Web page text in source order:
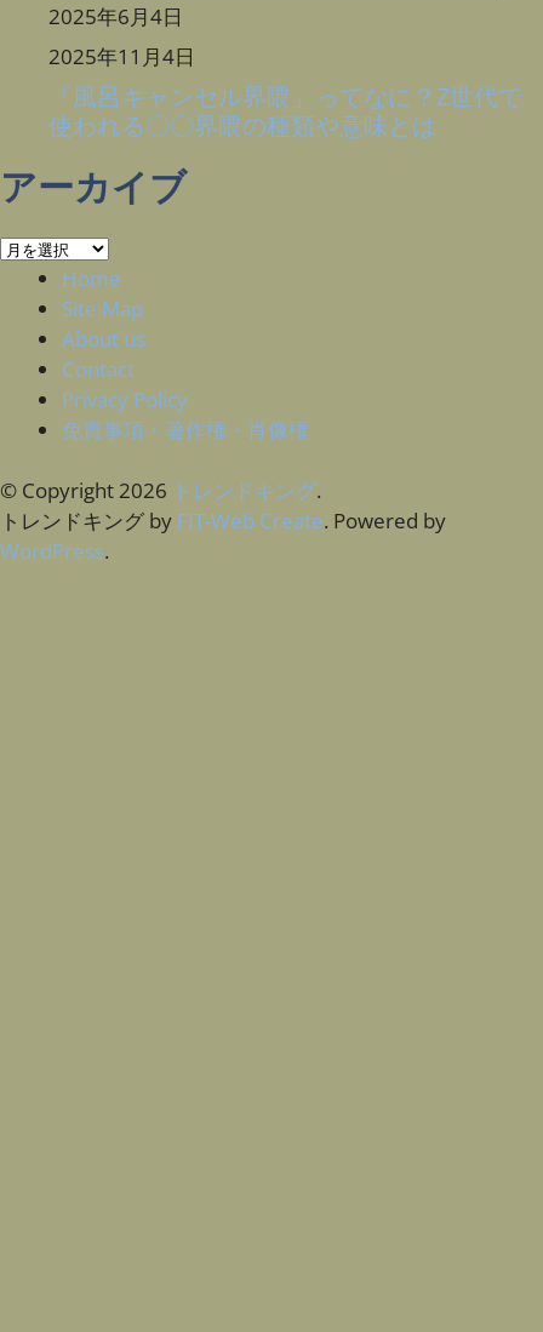
2025年6月4日
2025年11月4日
「風呂キャンセル界隈」ってなに？Z世代で
使われる〇〇界隈の種類や意味とは
アーカイブ
ア
Home
Site Map
About us
Contact
Privacy Policy
免責事項・著作権・肖像権
© Copyright 2026 トレンドキング.
トレンドキング by FIT-Web Create. Powered by
WordPress.